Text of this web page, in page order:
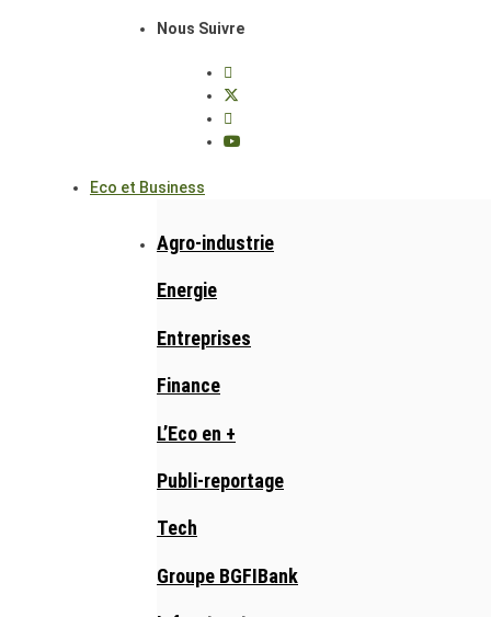
Nous Suivre
Eco et Business
Agro-industrie
Energie
Entreprises
Finance
L’Eco en +
Publi-reportage
Tech
Groupe BGFIBank